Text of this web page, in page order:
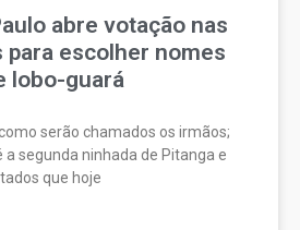
abre votação nas
para escolher nomes
lobo-guará
serão chamados os irmãos;
a segunda ninhada de Pitanga e
que hoje